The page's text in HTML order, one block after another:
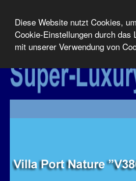
Diese Website nutzt Cookies,
Cookie-Einstellungen durch
mit unserer Verwendung von